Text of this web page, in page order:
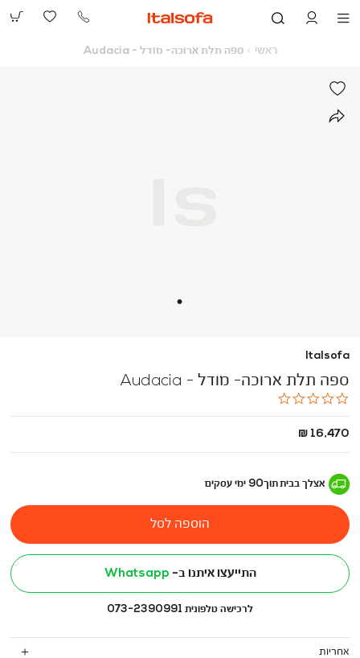
073-
ראשי ראשי
ספה תלת ארוכה- מודל - Audacia
Italsofa
ספה תלת ארוכה- מודל - Audacia
החל
16,470 ₪
אצלך בביתתוך90 ימי עסקים
הוספה לסל
התייעצו איתנו ב- Whatsapp
לרכישה טלפונית 073-2390991
אחריות